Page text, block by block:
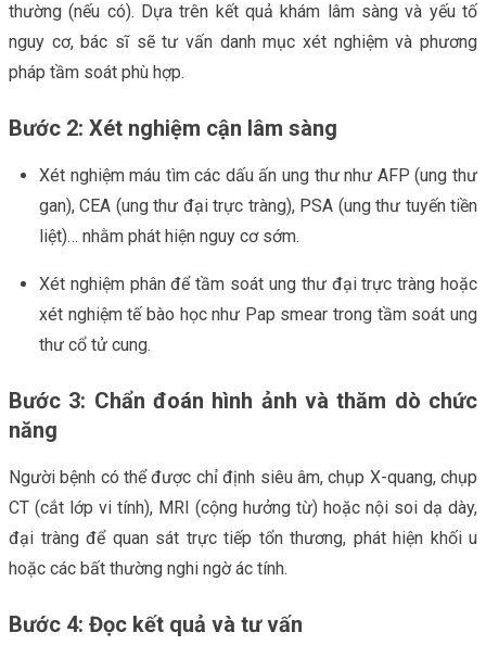
thường (nếu có). Dựa trên kết quả khám lâm sàng và yếu tố
nguy cơ, bác sĩ sẽ tư vấn danh mục xét nghiệm và phương
pháp tầm soát phù hợp.
Bước 2: Xét nghiệm cận lâm sàng
Xét nghiệm máu tìm các dấu ấn ung thư như AFP (ung thư
gan), CEA (ung thư đại trực tràng), PSA (ung thư tuyến tiền
liệt)… nhằm phát hiện nguy cơ sớm.
Xét nghiệm phân để tầm soát ung thư đại trực tràng hoặc
xét nghiệm tế bào học như Pap smear trong tầm soát ung
thư cổ tử cung.
Bước 3: Chẩn đoán hình ảnh và thăm dò chức
năng
Người bệnh có thể được chỉ định siêu âm, chụp X-quang, chụp
CT (cắt lớp vi tính), MRI (cộng hưởng từ) hoặc nội soi dạ dày,
đại tràng để quan sát trực tiếp tổn thương, phát hiện khối u
hoặc các bất thường nghi ngờ ác tính.
Bước 4: Đọc kết quả và tư vấn